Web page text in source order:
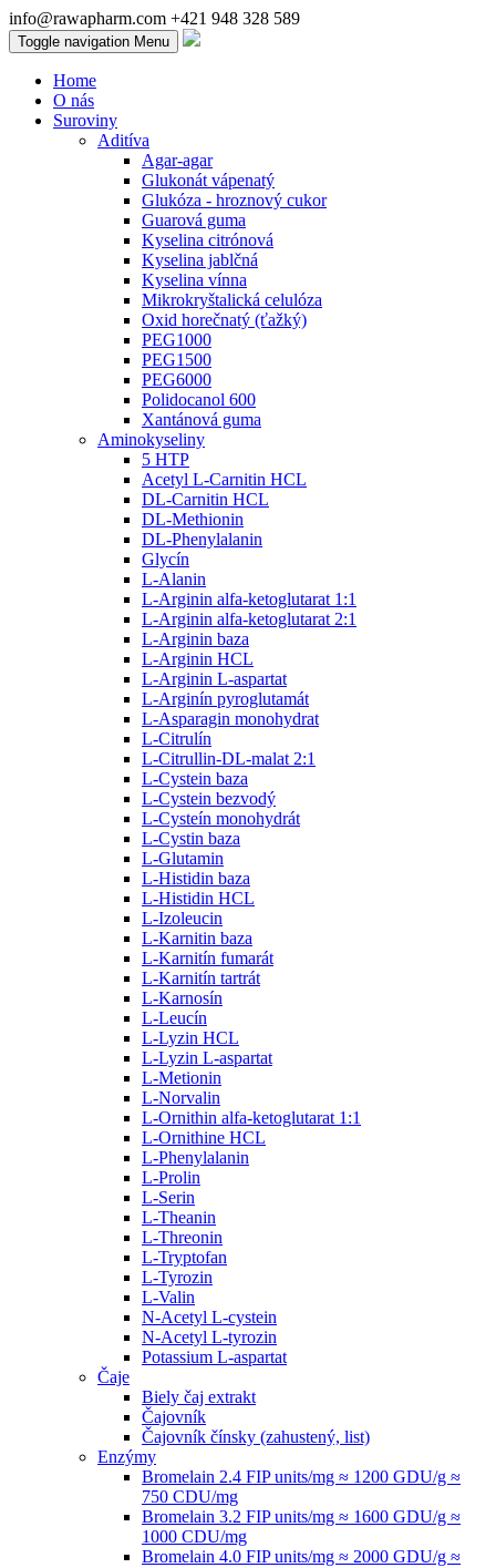
info@rawapharm.com +421 948 328 589
Toggle navigation Menu
Home
O nás
Suroviny
Aditíva
Agar-agar
Glukonát vápenatý
Glukóza - hroznový cukor
Guarová guma
Kyselina citrónová
Kyselina jablčná
Kyselina vínna
Mikrokryštalická celulóza
Oxid horečnatý (ťažký)
PEG1000
PEG1500
PEG6000
Polidocanol 600
Xantánová guma
Aminokyseliny
5 HTP
Acetyl L-Carnitin HCL
DL-Carnitin HCL
DL-Methionin
DL-Phenylalanin
Glycín
L-Alanin
L-Arginin alfa-ketoglutarat 1:1
L-Arginin alfa-ketoglutarat 2:1
L-Arginin baza
L-Arginin HCL
L-Arginin L-aspartat
L-Arginín pyroglutamát
L-Asparagin monohydrat
L-Citrulín
L-Citrullin-DL-malat 2:1
L-Cystein baza
L-Cystein bezvodý
L-Cysteín monohydrát
L-Cystin baza
L-Glutamin
L-Histidin baza
L-Histidin HCL
L-Izoleucin
L-Karnitin baza
L-Karnitín fumarát
L-Karnitín tartrát
L-Karnosín
L-Leucín
L-Lyzin HCL
L-Lyzin L-aspartat
L-Metionin
L-Norvalin
L-Ornithin alfa-ketoglutarat 1:1
L-Ornithine HCL
L-Phenylalanin
L-Prolin
L-Serin
L-Theanin
L-Threonin
L-Tryptofan
L-Tyrozin
L-Valin
N-Acetyl L-cystein
N-Acetyl L-tyrozin
Potassium L-aspartat
Čaje
Biely čaj extrakt
Čajovník
Čajovník čínsky (zahustený, list)
Enzýmy
Bromelain 2.4 FIP units/mg ≈ 1200 GDU/g ≈
750 CDU/mg
Bromelain 3.2 FIP units/mg ≈ 1600 GDU/g ≈
1000 CDU/mg
Bromelain 4.0 FIP units/mg ≈ 2000 GDU/g ≈